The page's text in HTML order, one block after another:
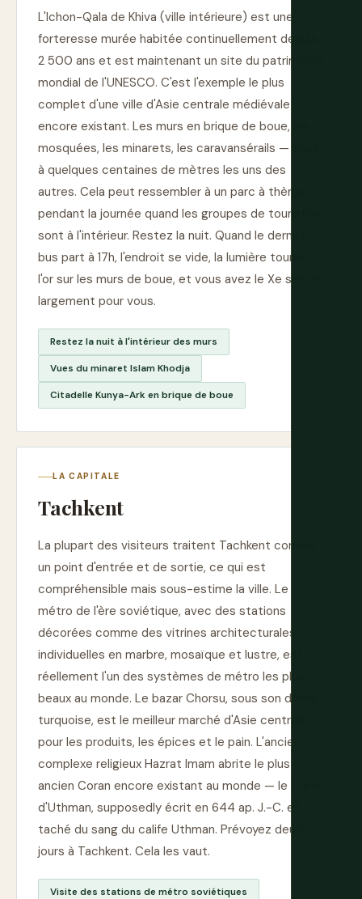
L'Ichon-Qala de Khiva (ville intérieure) est une
forteresse murée habitée continuellement depuis
2 500 ans et est maintenant un site du patrimoine
mondial de l'UNESCO. C'est l'exemple le plus
complet d'une ville d'Asie centrale médiévale
encore existant. Les murs en brique de boue, les
mosquées, les minarets, les caravansérails — tout
à quelques centaines de mètres les uns des
autres. Cela peut ressembler à un parc à thème
pendant la journée quand les groupes de touristes
sont à l'intérieur. Restez la nuit. Quand le dernier
bus part à 17h, l'endroit se vide, la lumière tourne
l'or sur les murs de boue, et vous avez le Xe siècle
largement pour vous.
Restez la nuit à l'intérieur des murs
Vues du minaret Islam Khodja
Citadelle Kunya-Ark en brique de boue
LA CAPITALE
Tachkent
La plupart des visiteurs traitent Tachkent comme
un point d'entrée et de sortie, ce qui est
compréhensible mais sous-estime la ville. Le
métro de l'ère soviétique, avec des stations
décorées comme des vitrines architecturales
individuelles en marbre, mosaïque et lustre, est
réellement l'un des systèmes de métro les plus
beaux au monde. Le bazar Chorsu, sous son dôme
turquoise, est le meilleur marché d'Asie centrale
pour les produits, les épices et le pain. L'ancien
complexe religieux Hazrat Imam abrite le plus
ancien Coran encore existant au monde — le Coran
d'Uthman, supposedly écrit en 644 ap. J.-C. et
taché du sang du calife Uthman. Prévoyez deux
jours à Tachkent. Cela les vaut.
Visite des stations de métro soviétiques